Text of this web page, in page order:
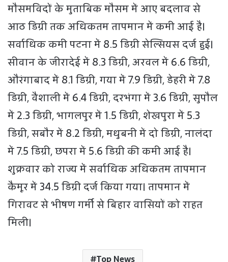
मौसमविदों के मुताबिक मौसम में आए बदलाव से
आठ डिग्री तक अधिकतम तापमान में कमी आई है।
सर्वाधिक कमी पटना में 8.5 डिग्री सेल्सियस दर्ज हुई।
सीवान के जीरादेई में 8.3 डिग्री, अरवल में 6.6 डिग्री,
औरंगाबाद में 8.1 डिग्री, गया में 7.9 डिग्री, डेहरी में 7.8
डिग्री, वैशाली में 6.4 डिग्री, दरभंगा में 3.6 डिग्री, सुपौल
में 2.3 डिग्री, भागलपुर में 1.5 डिग्री, शेखपुरा में 5.3
डिग्री, सबौर में 8.2 डिग्री, मधुबनी में दो डिग्री, नालंदा
में 7.5 डिग्री, छपरा में 5.6 डिग्री की कमी आई है।
शुक्रवार को राज्य में सर्वाधिक अधिकतम तापमान
कैमूर में 34.5 डिग्री दर्ज किया गया। तापमान में
गिरावट से भीषण गर्मी से बिहार वासियों को राहत
मिली।
Top News